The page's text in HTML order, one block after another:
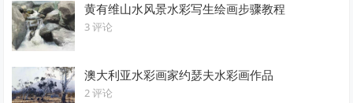
黄有维山水风景水彩写生绘画步骤教程
3 评论
澳大利亚水彩画家约瑟夫水彩画作品
2 评论